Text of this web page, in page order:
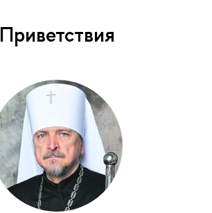
Приветствия